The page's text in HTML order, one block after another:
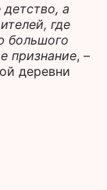
а
где
большого
признание, –
деревни